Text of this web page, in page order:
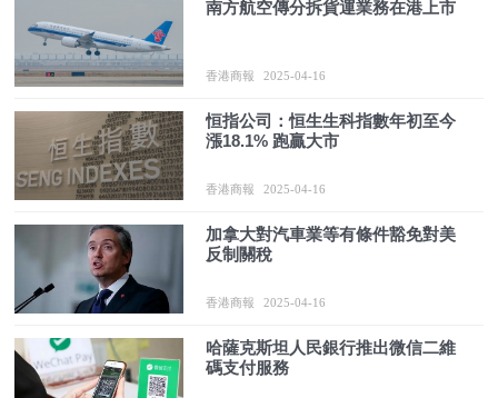
南方航空傳分拆貨運業務在港上市
香港商報 2025-04-16
恒指公司：恒生生科指數年初至今
漲18.1% 跑贏大市
香港商報 2025-04-16
加拿大對汽車業等有條件豁免對美
反制關稅
香港商報 2025-04-16
哈薩克斯坦人民銀行推出微信二維
碼支付服務